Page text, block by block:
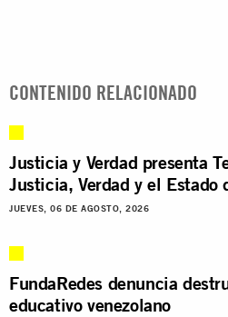
CONTENIDO RELACIONADO
Justicia y Verdad presenta
Justicia, Verdad y el Estado
JUEVES, 06 DE AGOSTO, 2026
FundaRedes denuncia
educativo venezolano